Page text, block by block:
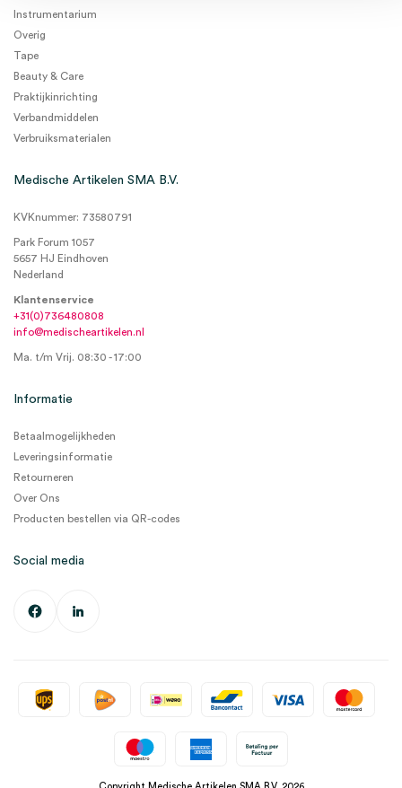
Instrumentarium
Overig
Tape
Beauty & Care
Praktijkinrichting
Verbandmiddelen
Verbruiksmaterialen
Medische Artikelen SMA B.V.
KVKnummer: 73580791
Park Forum 1057
5657 HJ Eindhoven
Nederland
Klantenservice
+31(0)736480808
info@medischeartikelen.nl
Ma. t/m Vrij. 08:30 - 17:00
Informatie
Betaalmogelijkheden
Leveringsinformatie
Retourneren
Over Ons
Producten bestellen via QR-codes
Social media